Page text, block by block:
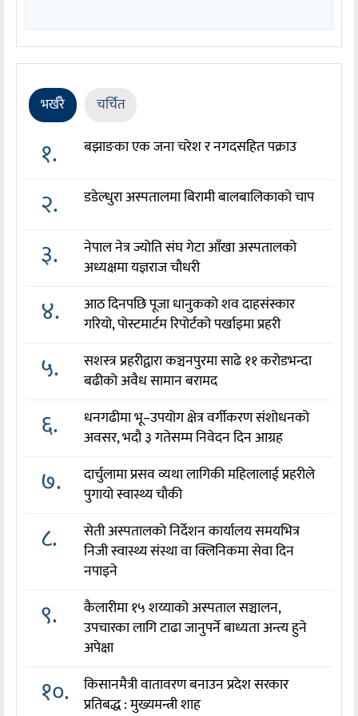
भर्खरै चर्चित
१. बझाङका एक जना चरेश र नगदसहित पक्राउ
२. डडेल्धुरा अस्पतालमा बिरामी बालबालिकाको चाप
३.
नेपाल नेत्र ज्योति संघ गेटा आँखा अस्पतालको
अध्यक्षमा यज्ञराज चौधरी
४.
आठ दिनपछि पूजा धानुकको शव दाहसंस्कार
गरियो, पोस्टमार्टम रिपोर्टको पर्खाइमा प्रहरी
५.
सशस्त्र प्रहरीद्वारा कञ्चनपुरमा साढे ११ करोडभन्दा
बढीको अवैध सामान बरामद
६.
धनगढीमा भू–उपयोग क्षेत्र वर्गीकरण संशोधनको
अवसर, भदौ ३ गतेसम्म निवेदन दिन आग्रह
७.
दार्चुलामा प्रसव व्यथा लागिकी महिलालाई प्रहरीले
पुगायो स्वास्थ्य चौकी
८.
सेती अस्पतालको निर्देशन कार्यालय समयभित्र
निजी स्वास्थ्य संस्था वा क्लिनिकमा सेवा दिन
नपाइने
९.
कैलारीमा १५ शय्याको अस्पताल सञ्चालन,
उपचारका लागि टाढा जानुपर्ने बाध्यता अन्त्य हुने
अपेक्षा
१०.
किसानमैत्री वातावरण बनाउन प्रदेश सरकार
प्रतिबद्ध : मुख्यमन्त्री शाह